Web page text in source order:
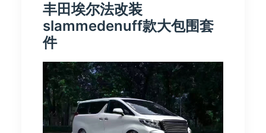
丰田埃尔法改装
slammedenuff款大包围套
件